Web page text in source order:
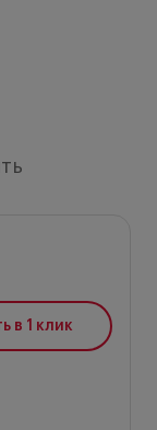
в 1 клик